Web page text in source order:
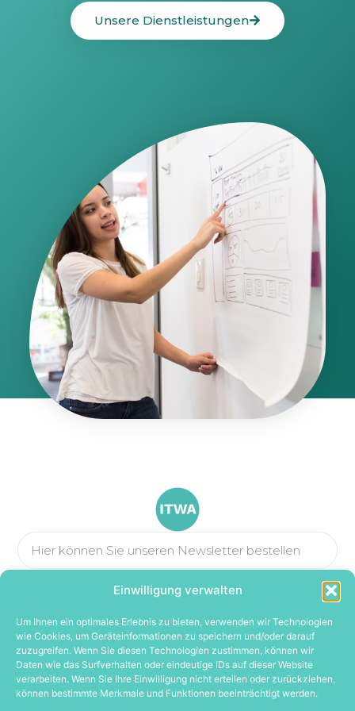
Einwilligung verwalten
Um Ihnen ein optimales Erlebnis zu bieten, verwenden wir Technologien
wie Cookies, um Geräteinformationen zu speichern und/oder darauf
zuzugreifen. Wenn Sie diesen Technologien zustimmen, können wir
Daten wie das Surfverhalten oder eindeutige IDs auf dieser Website
verarbeiten. Wenn Sie Ihre Einwilligung nicht erteilen oder zurückziehen,
können bestimmte Merkmale und Funktionen beeinträchtigt werden.
Unsere Dienstleistungen
JA, BITTE